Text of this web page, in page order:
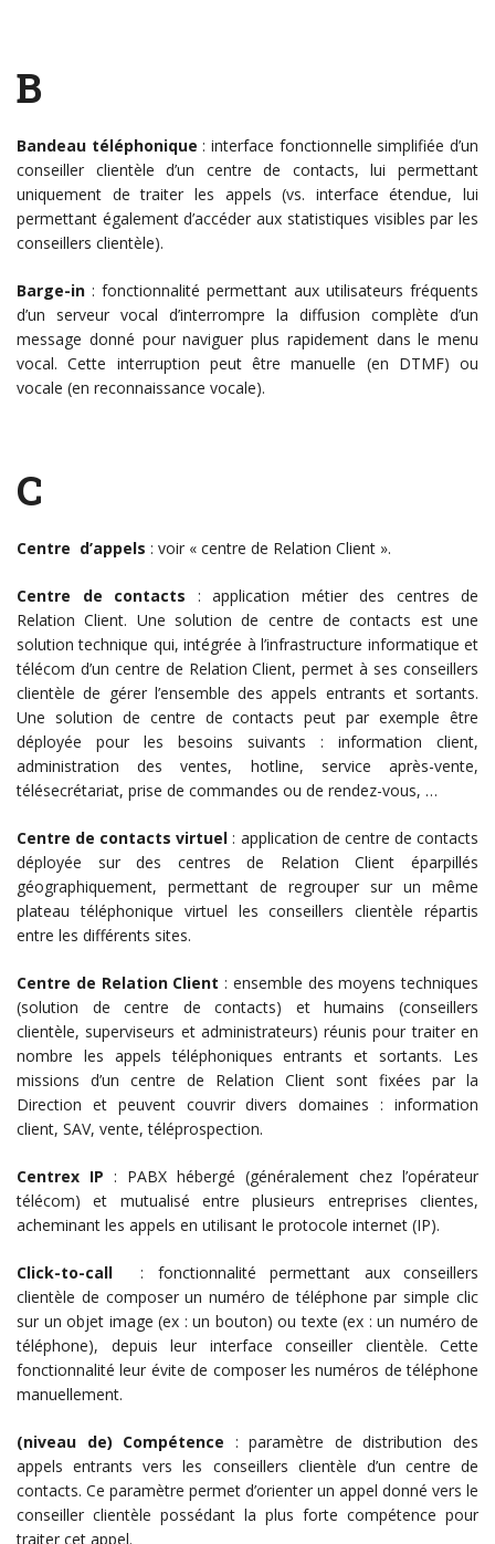
B
Bandeau téléphonique : interface fonctionnelle simplifiée d’un
conseiller clientèle d’un centre de contacts, lui permettant
uniquement de traiter les appels (vs. interface étendue, lui
permettant également d’accéder aux statistiques visibles par les
conseillers clientèle).
Barge-in : fonctionnalité permettant aux utilisateurs fréquents
d’un serveur vocal d’interrompre la diffusion complète d’un
message donné pour naviguer plus rapidement dans le menu
vocal. Cette interruption peut être manuelle (en DTMF) ou
vocale (en reconnaissance vocale).
C
Centre d’appels : voir « centre de Relation Client ».
Centre de contacts : application métier des centres de
Relation Client. Une solution de centre de contacts est une
solution technique qui, intégrée à l’infrastructure informatique et
télécom d’un centre de Relation Client, permet à ses conseillers
clientèle de gérer l’ensemble des appels entrants et sortants.
Une solution de centre de contacts peut par exemple être
déployée pour les besoins suivants : information client,
administration des ventes, hotline, service après-vente,
télésecrétariat, prise de commandes ou de rendez-vous, …
Centre de contacts virtuel : application de centre de contacts
déployée sur des centres de Relation Client éparpillés
géographiquement, permettant de regrouper sur un même
plateau téléphonique virtuel les conseillers clientèle répartis
entre les différents sites.
Centre de Relation Client : ensemble des moyens techniques
(solution de centre de contacts) et humains (conseillers
clientèle, superviseurs et administrateurs) réunis pour traiter en
nombre les appels téléphoniques entrants et sortants. Les
missions d’un centre de Relation Client sont fixées par la
Direction et peuvent couvrir divers domaines : information
client, SAV, vente, téléprospection.
Centrex IP : PABX hébergé (généralement chez l’opérateur
télécom) et mutualisé entre plusieurs entreprises clientes,
acheminant les appels en utilisant le protocole internet (IP).
Click-to-call : fonctionnalité permettant aux conseillers
clientèle de composer un numéro de téléphone par simple clic
sur un objet image (ex : un bouton) ou texte (ex : un numéro de
téléphone), depuis leur interface conseiller clientèle. Cette
fonctionnalité leur évite de composer les numéros de téléphone
manuellement.
(niveau de) Compétence : paramètre de distribution des
appels entrants vers les conseillers clientèle d’un centre de
contacts. Ce paramètre permet d’orienter un appel donné vers le
conseiller clientèle possédant la plus forte compétence pour
traiter cet appel.